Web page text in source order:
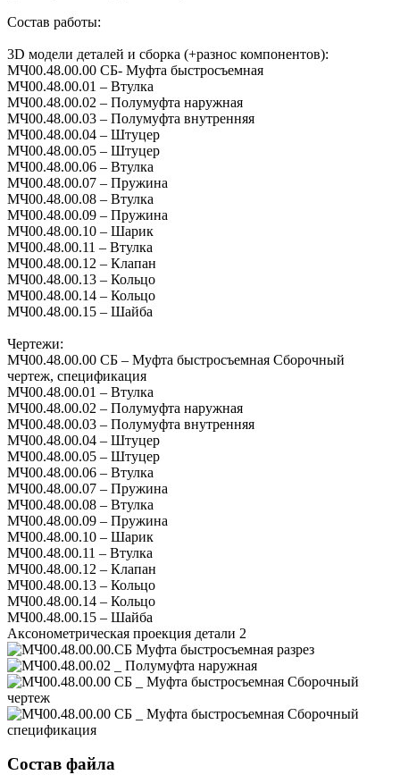
Состав работы:
3D модели деталей и сборка (+разнос компонентов):
МЧ00.48.00.00 СБ- Муфта быстросъемная
МЧ00.48.00.01 – Втулка
МЧ00.48.00.02 – Полумуфта наружная
МЧ00.48.00.03 – Полумуфта внутренняя
МЧ00.48.00.04 – Штуцер
МЧ00.48.00.05 – Штуцер
МЧ00.48.00.06 – Втулка
МЧ00.48.00.07 – Пружина
МЧ00.48.00.08 – Втулка
МЧ00.48.00.09 – Пружина
МЧ00.48.00.10 – Шарик
МЧ00.48.00.11 – Втулка
МЧ00.48.00.12 – Клапан
МЧ00.48.00.13 – Кольцо
МЧ00.48.00.14 – Кольцо
МЧ00.48.00.15 – Шайба
Чертежи:
МЧ00.48.00.00 СБ – Муфта быстросъемная Сборочный
чертеж, спецификация
МЧ00.48.00.01 – Втулка
МЧ00.48.00.02 – Полумуфта наружная
МЧ00.48.00.03 – Полумуфта внутренняя
МЧ00.48.00.04 – Штуцер
МЧ00.48.00.05 – Штуцер
МЧ00.48.00.06 – Втулка
МЧ00.48.00.07 – Пружина
МЧ00.48.00.08 – Втулка
МЧ00.48.00.09 – Пружина
МЧ00.48.00.10 – Шарик
МЧ00.48.00.11 – Втулка
МЧ00.48.00.12 – Клапан
МЧ00.48.00.13 – Кольцо
МЧ00.48.00.14 – Кольцо
МЧ00.48.00.15 – Шайба
Аксонометрическая проекция детали 2
Состав файла